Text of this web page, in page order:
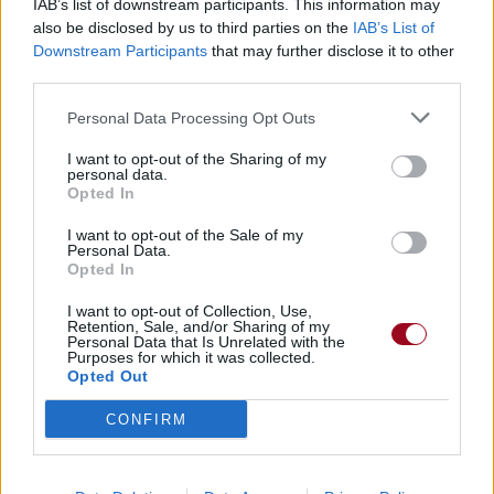
IAB’s list of downstream participants. This information may
also be disclosed by us to third parties on the IAB’s List of
Downstream Participants that may further disclose it to other
Personal Data Processing Opt Outs
I want to opt-out of the Sharing of my
personal data.
Opted In
I want to opt-out of the Sale of my
Personal Data.
Opted In
I want to opt-out of Collection, Use,
Retention, Sale, and/or Sharing of my
Personal Data that Is Unrelated with the
Purposes for which it was collected.
Opted Out
CONFIRM